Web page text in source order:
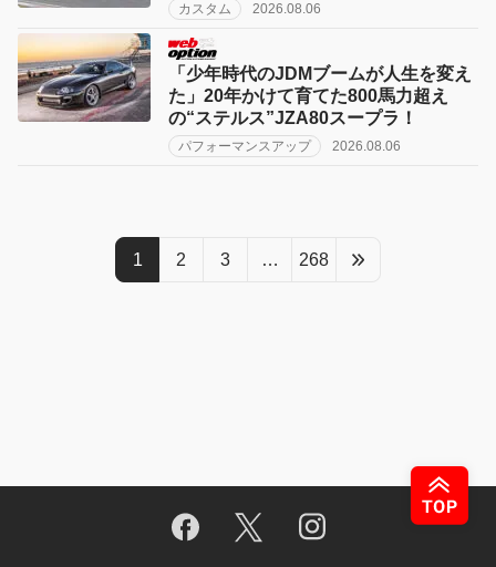
カスタム 2026.08.06
「少年時代のJDMブームが人生を変え
た」20年かけて育てた800馬力超え
の“ステルス”JZA80スープラ！
パフォーマンスアップ 2026.08.06
1 2 3 … 268